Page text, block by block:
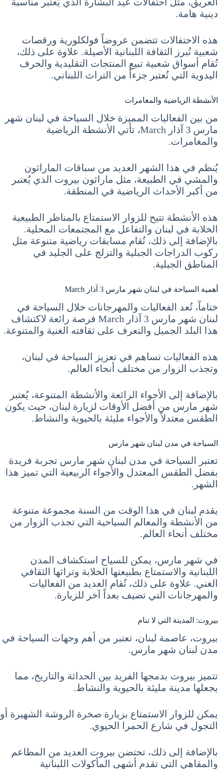
دينية هامة.
هذه الاحتفالات تتضمن عروضاً فولكلورية ورقصات
شعبية تُبرز الثقافة اللبنانية الأصيلة. علاوة على ذلك،
تُقام أسواق شعبية تبيع المنتجات التقليدية والحرف
اليدوية التي تُعتبر جزءاً من التراث اللبناني.
الأنشطة الرياضية والمغامرات
من بين الفعاليات المميزة خلال السياحة في لبنان شهر
مارس 3 آذار March، تأتي الأنشطة الرياضية
والمغامرات.
يُنظم في هذا الشهر العديد من سباقات الماراثون
والمشي في الطبيعة، مثل ماراثون بيروت الذي يُعتبر
من أكبر الأحداث الرياضية في المنطقة.
هذه الأنشطة تتيح للزوار الاستمتاع بالمناظر الطبيعية
الخلابة في لبنان والتفاعل مع المجتمعات المحلية.
بالإضافة إلى ذلك، تُقام مسابقات رياضية متنوعة مثل
ركوب الدراجات الجبلية والتزلج على الجليد في
المناطق الجبلية.
أهمية السياحة في لبنان شهر مارس 3 آذار March
ختاماً، تُعد الفعاليات والمهرجانات خلال السياحة في
لبنان شهر مارس 3 آذار March فرصة رائعة لاكتشاف
هذا البلد الجميل والتعرف على ثقافته الغنية والمتنوعة.
هذه الفعاليات تساهم في تعزيز السياحة في لبنان،
وتجذب الزوار من مختلف أنحاء العالم.
بالإضافة إلى الأجواء الرائعة والأنشطة المتنوعة، يُعتبر
شهر مارس من أفضل الأوقات لزيارة لبنان، حيث يكون
الطقس معتدلاً والأجواء مليئة بالحيوية والنشاط.
السياحة في مدن لبنان شهر مارس
تعتبر السياحة في مدن لبنان شهر مارس تجربة فريدة
بفضل الطقس المعتدل والأجواء الربيعية التي تميز هذا
الشهر.
يقدم لبنان في هذا الوقت من السنة مجموعة متنوعة
من الأنشطة والمعالم السياحية التي تجذب الزوار من
مختلف أنحاء العالم.
في شهر مارس، يمكن للسياح استكشاف المدن
اللبنانية والاستمتاع بطبيعتها الخلابة وتراثها الثقافي
الغني. علاوة على ذلك، تُقام العديد من الفعاليات
والمهرجانات التي تضيف بعداً آخر للزيارة.
بيروت: المدينة التي لا تنام
بيروت، عاصمة لبنان، تعتبر من أهم وجهات السياحة في
مدن لبنان شهر مارس.
تتميز بيروت بدمجها الفريد بين الحداثة والتاريخ، مما
يجعلها مدينة مليئة بالحيوية والنشاط.
يمكن للزوار الاستمتاع بزيارة صخرة الروشة الشهيرة أو
التجول في شارع الحمرا الحيوي.
بالإضافة إلى ذلك، تحتضن بيروت العديد من المطاعم
والمقاهي التي تقدم أشهى المأكولات اللبنانية